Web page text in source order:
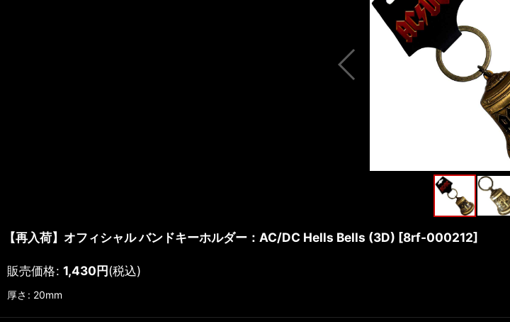
【再入荷】オフィシャル バンドキーホルダー：AC/DC Hells Bells (3D) [8rf-000212]
販売価格: 1,430円(税込)
厚さ : 20mm